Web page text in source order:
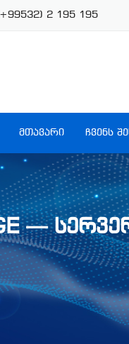
2 195 195
ᲛᲗᲐᲕᲐᲠᲘ ᲩᲕᲔᲜᲡ
—